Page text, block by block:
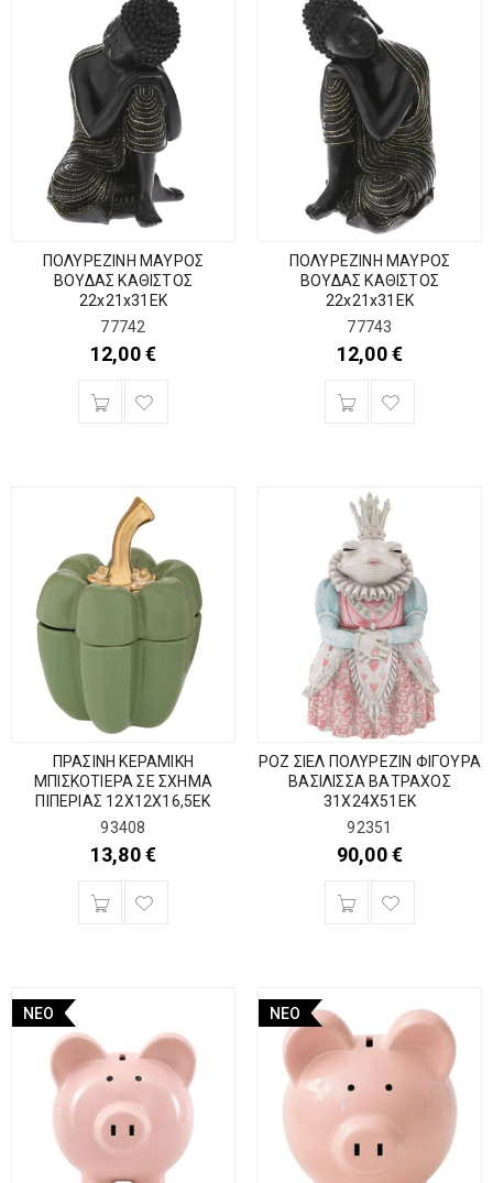
ΠΟΛΥΡΕΖΙΝΗ ΜΑΥΡΟΣ
ΒΟΥΔΑΣ ΚΑΘΙΣΤΟΣ
22x21x31EK
77742
12,00€
ΠΟΛΥΡΕΖΙΝΗ ΜΑΥΡΟΣ
ΒΟΥΔΑΣ ΚΑΘΙΣΤΟΣ
22x21x31EK
77743
12,00€
ΠΡΑΣΙΝΗ ΚΕΡΑΜΙΚΗ
ΜΠΙΣΚΟΤΙΕΡΑ ΣΕ ΣΧΗΜΑ
ΠΙΠΕΡΙΑΣ 12Χ12Χ16,5ΕΚ
93408
13,80€
ΡΟΖ ΣΙΕΛ ΠΟΛΥΡΕΖΙΝ ΦΙΓΟΥΡΑ
ΒΑΣΙΛΙΣΣΑ ΒΑΤΡΑΧΟΣ
31Χ24Χ51ΕΚ
92351
90,00€
ΝΈΟ ΝΈΟ